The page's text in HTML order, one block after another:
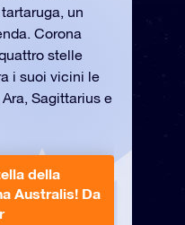
un
Corona
stelle
i suoi vicini le
Sagittarius e
della
Australis! Da